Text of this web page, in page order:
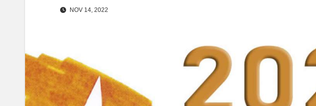
NOV 14, 2022